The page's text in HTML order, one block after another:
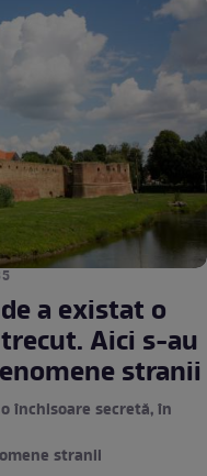
a existat o
Aici s-au
stranii
închisoare secretă, în
stranii